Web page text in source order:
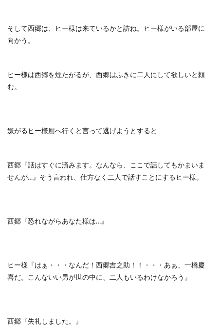
そして西郷は、ヒー様は来ているかと訪ね。ヒー様がいる部屋に
向かう。
ヒー様は西郷を煙たがるが、西郷はふきに二人にして欲しいと頼
む。
嫌がるヒー様厠へ行くと言って逃げようとすると
西郷『話はすぐに済みます。なんなら、ここで話してもかまいま
せんが…』そう言われ、仕方なく二人で話すことにするヒー様。
西郷『恐れながらあなた様は…』
ヒー様『はぁ・・・なんだ！西郷吉之助！！・・・あぁ、一橋慶
喜だ。こんないい男が世の中に、二人もいるわけなかろう』
西郷『失礼しました。』